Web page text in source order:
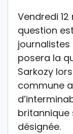
Vendredi
question
posera la
Sarkozy
commune
britannique
désignée.